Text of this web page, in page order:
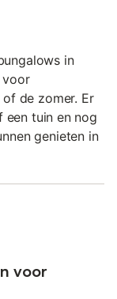
in
voor
de zomer. Er
een tuin en nog
genieten in
voor